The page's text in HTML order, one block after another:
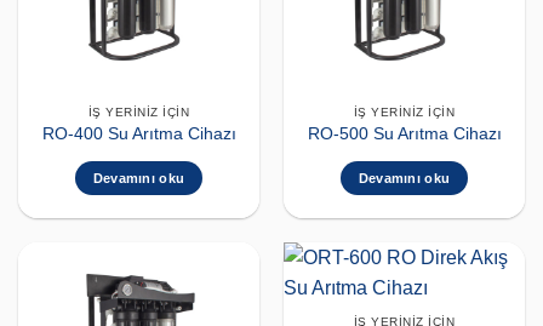
İŞ YERINIZ İÇIN
RO-400 Su Arıtma Cihazı
Devamını oku
İŞ YERINIZ İÇIN
RO-500 Su Arıtma Cihazı
Devamını oku
İŞ YERINIZ İÇIN